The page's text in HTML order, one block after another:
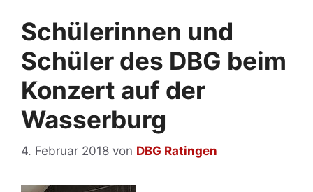
Schülerinnen und
Schüler des DBG beim
Konzert auf der
Wasserburg
4. Februar 2018 von DBG Ratingen